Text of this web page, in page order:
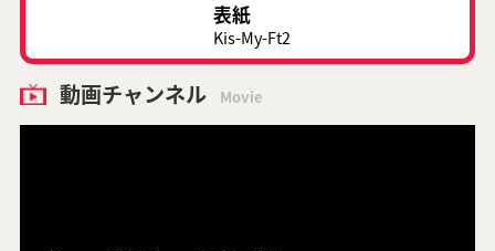
表紙
Kis-My-Ft2
動画チャンネル Movie